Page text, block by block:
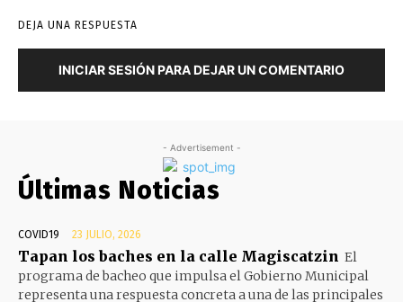
DEJA UNA RESPUESTA
INICIAR SESIÓN PARA DEJAR UN COMENTARIO
- Advertisement -
Últimas Noticias
COVID19 23 JULIO, 2026
Tapan los baches en la calle Magiscatzin El
programa de bacheo que impulsa el Gobierno Municipal
representa una respuesta concreta a una de las principales